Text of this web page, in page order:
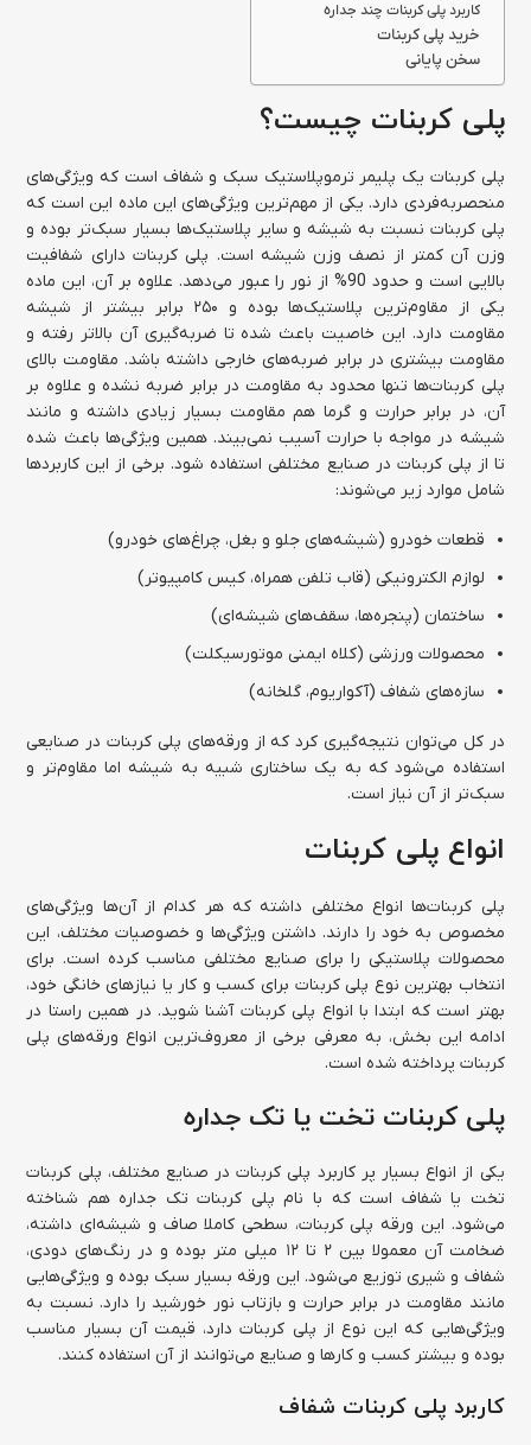
کاربرد پلی کربنات چند جداره
خرید پلی کربنات
سخن پایانی
پلی کربنات چیست؟
پلی کربنات یک پلیمر ترموپلاستیک سبک و شفاف است که ویژگی‌های
منحصربه‌فردی دارد. یکی از مهم‌ترین ویژگی‌های این ماده این است که
پلی کربنات نسبت به شیشه و سایر پلاستیک‌ها بسیار سبک‌‌تر بوده و
وزن آن کمتر از نصف وزن شیشه است. پلی کربنات دارای شفافیت
بالایی است و حدود 90% از نور را عبور می‌دهد. علاوه بر آن، این ماده
یکی از مقاوم‌ترین پلاستیک‌ها بوده و ۲۵۰ برابر بیشتر از شیشه
مقاومت دارد. این خاصیت باعث شده تا ضربه‌گیری آن بالاتر رفته و
مقاومت بیشتری در برابر ضربه‌های خارجی داشته باشد. مقاومت بالای
پلی کربنات‌ها تنها محدود به مقاومت در برابر ضربه نشده و علاوه بر
آن، در برابر حرارت و گرما هم مقاومت بسیار زیادی داشته و مانند
شیشه در مواجه با حرارت آسیب نمی‌بیند. همین ویژگی‌ها باعث شده
تا از پلی کربنات در صنایع مختلفی استفاده شود. برخی از این کاربردها
شامل موارد زیر می‌شوند:
قطعات خودرو (شیشه‌های جلو و بغل، چراغ‌های خودرو)
لوازم الکترونیکی (قاب تلفن همراه، کیس کامپیوتر)
ساختمان (پنجره‌ها، سقف‌های شیشه‌ای)
محصولات ورزشی (کلاه ایمنی موتورسیکلت)
سازه‌های شفاف (آکواریوم، گلخانه)
در کل می‌توان نتیجه‌گیری کرد که از ورقه‌های پلی کربنات در صنایعی
استفاده می‌شود که به یک ساختاری شبیه به شیشه اما مقاوم‌تر و
سبک‌تر از آن نیاز است.
انواع پلی کربنات
پلی کربنات‌ها انواع مختلفی داشته که هر کدام از آن‌ها ویژگی‌های
مخصوص به خود را دارند. داشتن ویژگی‌ها و خصوصیات مختلف، این
محصولات پلاستیکی را برای صنایع مختلفی مناسب کرده است. برای
انتخاب بهترین نوع پلی کربنات برای کسب و کار یا نیازهای خانگی خود،
بهتر است که ابتدا با انواع پلی کربنات آشنا شوید. در همین راستا در
ادامه این بخش، به معرفی برخی از معروف‌ترین انواع ورقه‌های پلی
کربنات پرداخته شده است.
پلی کربنات تخت یا تک جداره
یکی از انواع بسیار پر کاربرد پلی کربنات در صنایع مختلف، پلی کربنات
تخت یا شفاف است که با نام پلی کربنات تک جداره هم شناخته
می‌شود. این ورقه پلی کربنات، سطحی کاملا صاف و شیشه‌ای داشته،
ضخامت آن معمولا بین ۲ تا ۱۲ میلی متر بوده و در رنگ‌های دودی،
شفاف و شیری توزیع می‌شود. این ورقه بسیار سبک بوده و ویژگی‌هایی
مانند مقاومت در برابر حرارت و بازتاب نور خورشید را دارد. نسبت به
ویژگی‌هایی که این نوع از پلی کربنات دارد، قیمت آن بسیار مناسب
بوده و بیشتر کسب و کارها و صنایع می‌توانند از آن استفاده کنند.
کاربرد پلی کربنات شفاف